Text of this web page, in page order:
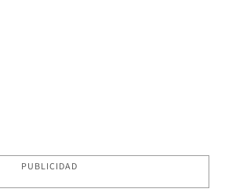
PUBLICIDAD